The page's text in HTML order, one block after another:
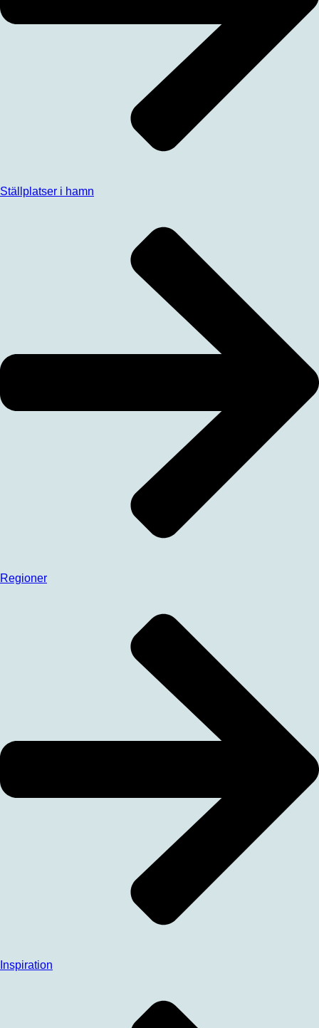
Ställplatser i hamn
Regioner
Inspiration